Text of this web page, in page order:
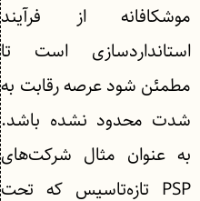
موشکافانه از فرآیند
استانداردسازی است تا
مطمئن شود عرصه رقابت به
شدت محدود نشده باشد.
به عنوان مثال شرکت‌های
PSP تازه‌تاسیس که تحت